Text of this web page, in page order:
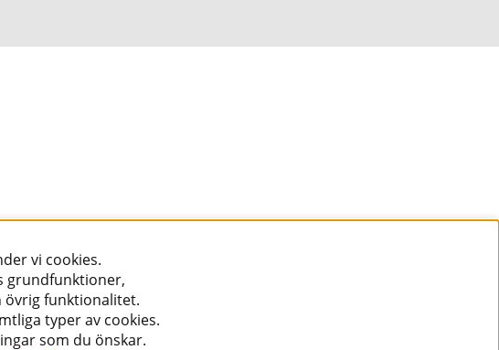
vi cookies.
grundfunktioner,
övrig funktionalitet.
typer av cookies.
som du önskar.